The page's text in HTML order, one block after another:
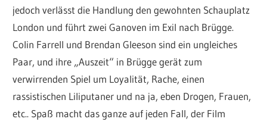
jedoch verlässt die Handlung den gewohnten Schauplatz
London und führt zwei Ganoven im Exil nach Brügge.
Colin Farrell und Brendan Gleeson sind ein ungleiches
Paar, und ihre „Auszeit“ in Brügge gerät zum
verwirrenden Spiel um Loyalität, Rache, einen
rassistischen Liliputaner und na ja, eben Drogen, Frauen,
etc.. Spaß macht das ganze auf jeden Fall, der Film